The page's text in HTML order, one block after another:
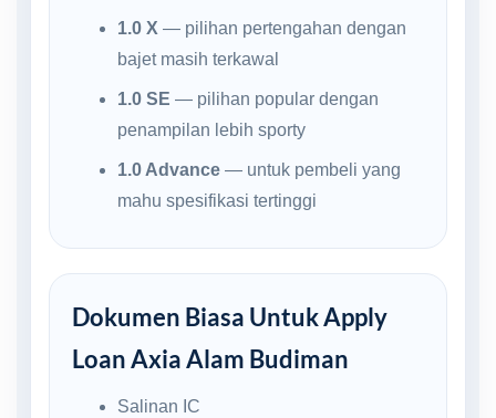
1.0 X — pilihan pertengahan dengan
bajet masih terkawal
1.0 SE — pilihan popular dengan
penampilan lebih sporty
1.0 Advance— untuk pembeli yang
mahu spesifikasi tertinggi
Dokumen Biasa Untuk Apply
Loan Axia Alam Budiman
Salinan IC